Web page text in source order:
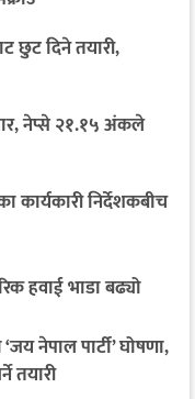
छुट दिने तयारी,
नेप्से २१.१५ अंकले
कार्यकारी निर्देशकबीच
हवाई भाडा बढ्यो
नेपाल पार्टी’ घोषणा,
तयारी